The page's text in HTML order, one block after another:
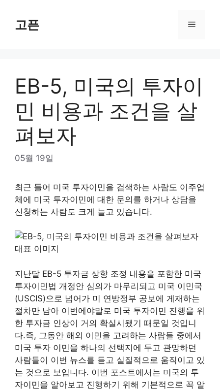
content
고픈 Menu
EB-5, 미국의 투자이
민 비용과 조건을 살
펴보자
05월 19일
최근 들어 미국 투자이민을 검색하는 사람도 이주업
체에 미국 투자이민에 대한 문의를 하거나 상담을
신청하는 사람도 크게 늘고 있습니다.
지난달 EB-5 투자금 상향 조정 내용을 포함한 미국
투자이민법 개정안 심의가 마무리되고 미국 이민국
(USCIS)으로 넘어가 미 연방정부 공보에 게재하는
절차만 남아 이번에야말로 미국 투자이민 진행을 위
한 투자금 인상이 거의 확실시됐기 때문일 것입니
다.즉, 그동안 해외 이민을 고려하는 사람들 중에서
미국 투자 이민을 하나의 선택지에 두고 관망하던
사람들이 이번 뉴스를 듣고 실질적으로 움직이고 있
는 것으로 보입니다. 이번 포스트에서는 미국의 투
자이민을 알아보고 진행하기 위해 기본적으로 꼭 알